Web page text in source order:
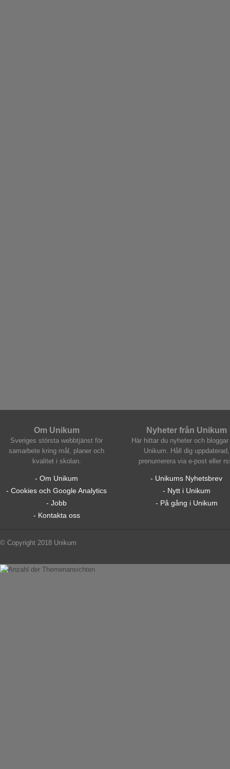
Om Unikum
Sveriges största webbtjänst för
samarbete kring mål, planer och
kvalitet i skolan.
- Om Unikum
- Cookies och Google Analytics
- Jobb
- Kontakta oss
Nyheter från Unikum
Här hittar du nyheter och bloggar
Unikum. Håll dig uppdaterad,
prenumerera via e-post eller
- Unikums Nyhetsbrev
- Nytt i Unikum
- På gång i Unikum
© Copyright 2018 Unikum